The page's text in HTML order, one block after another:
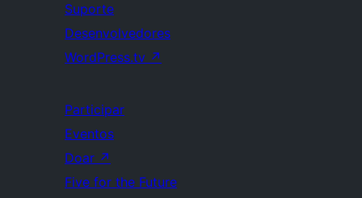
Suporte
Desenvolvedores
WordPress.tv ↗
Participar
Eventos
Doar ↗
Five for the Future